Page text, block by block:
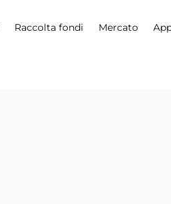
Raccolta fondi Mercato